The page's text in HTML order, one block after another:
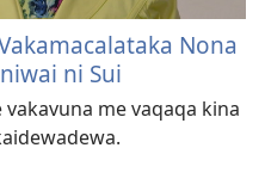
Nona
ni Sui
me vaqaqa kina